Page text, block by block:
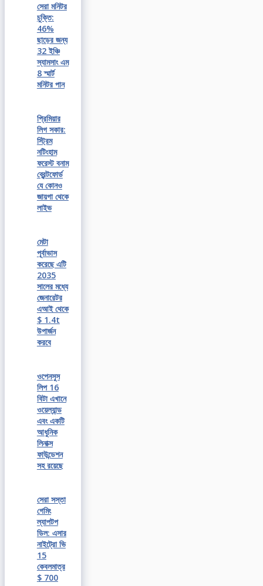
সেরা মনিটর
চুক্তি:
46%
ছাড়ের জন্য
32 ইঞ্চি
স্যামসাং এম
8 স্মার্ট
মনিটর পান
প্রিমিয়ার
লিগ সকার:
স্ট্রিম
নটিংহাম
ফরেস্ট বনাম
ব্রেন্টফোর্ড
যে কোনও
জায়গা থেকে
লাইভ
মেটা
পূর্বাভাস
করেছে এটি
2035
সালের মধ্যে
জেনারেটর
এআই থেকে
$ 1.4t
উপার্জন
করবে
ওপেনসুস
লিপ 16
বিটা এখানে
ওয়েল্যান্ড
এবং একটি
আধুনিক
লিনাক্স
ফাউন্ডেশন
সহ রয়েছে
সেরা সস্তা
গেমিং
ল্যাপটপ
ডিল: এসার
নাইট্রো ভি
15
কেবলমাত্র
$ 700